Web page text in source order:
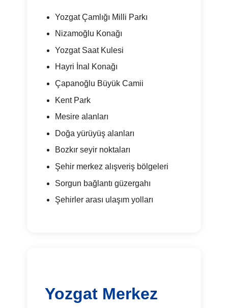
Yozgat Çamlığı Milli Parkı
Nizamoğlu Konağı
Yozgat Saat Kulesi
Hayri İnal Konağı
Çapanoğlu Büyük Camii
Kent Park
Mesire alanları
Doğa yürüyüş alanları
Bozkır seyir noktaları
Şehir merkez alışveriş bölgeleri
Sorgun bağlantı güzergahı
Şehirler arası ulaşım yolları
Yozgat Merkez